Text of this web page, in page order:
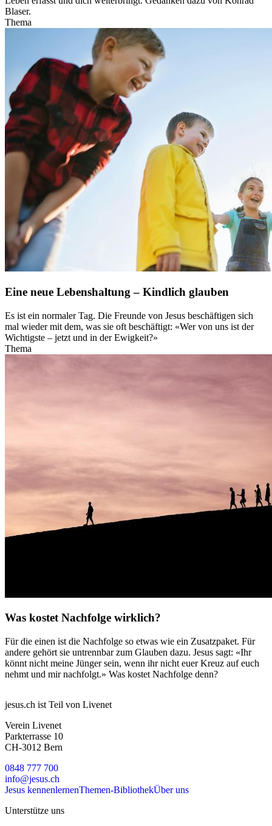
Blaser.
Thema
Eine neue Lebenshaltung – Kindlich glauben
Es ist ein normaler Tag. Die Freunde von Jesus beschäftigen sich
mal wieder mit dem, was sie oft beschäftigt: «Wer von uns ist der
Wichtigste – jetzt und in der Ewigkeit?»
Thema
Was kostet Nachfolge wirklich?
Für die einen ist die Nachfolge so etwas wie ein Zusatzpaket. Für
andere gehört sie untrennbar zum Glauben dazu. Jesus sagt: «Ihr
könnt nicht meine Jünger sein, wenn ihr nicht euer Kreuz auf euch
nehmt und mir nachfolgt.» Was kostet Nachfolge denn?
jesus.ch ist Teil von Livenet
Verein Livenet
Parkterrasse 10
CH-3012 Bern
0848 777 700
info@jesus.ch
Jesus kennenlernenThemen-BibliothekÜber uns
Unterstütze uns